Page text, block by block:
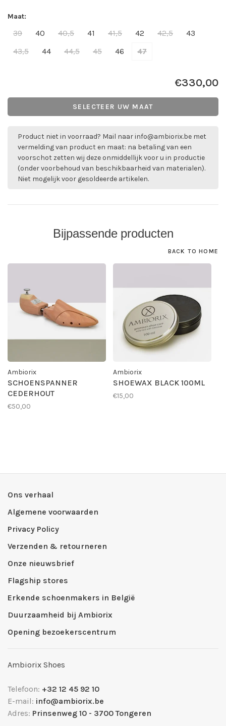
Maat:
39 40 40,5 41 41,5 42 42,5
43
43,5
44 44,5 45 46 47
€330,00
SELECTEER UW MAAT
Product niet in voorraad? Mail naarinfo@ambiorix.be met
vermelding van product en maat: na betaling van een
voorschot zetten wij deze onmiddellijk voor u in productie
(onder voorbehoud van beschikbaarheid van materialen).
Niet mogelijk voor gesoldeerde artikelen.
Bijpassende producten
BACK TO HOME
Ambiorix
SCHOENSPANNER
CEDERHOUT
€50,00
Ambiorix
SHOEWAX BLACK 100ML
€15,00
Ons verhaal
Algemene voorwaarden
Privacy Policy
Verzenden & retourneren
Onze nieuwsbrief
Flagship stores
Erkende schoenmakers in België
Duurzaamheid bij Ambiorix
Opening bezoekerscentrum
Ambiorix Shoes
Telefoon: +32 12 45 92 10
E-mail: info@ambiorix.be
Adres: Prinsenweg 10 - 3700 Tongeren